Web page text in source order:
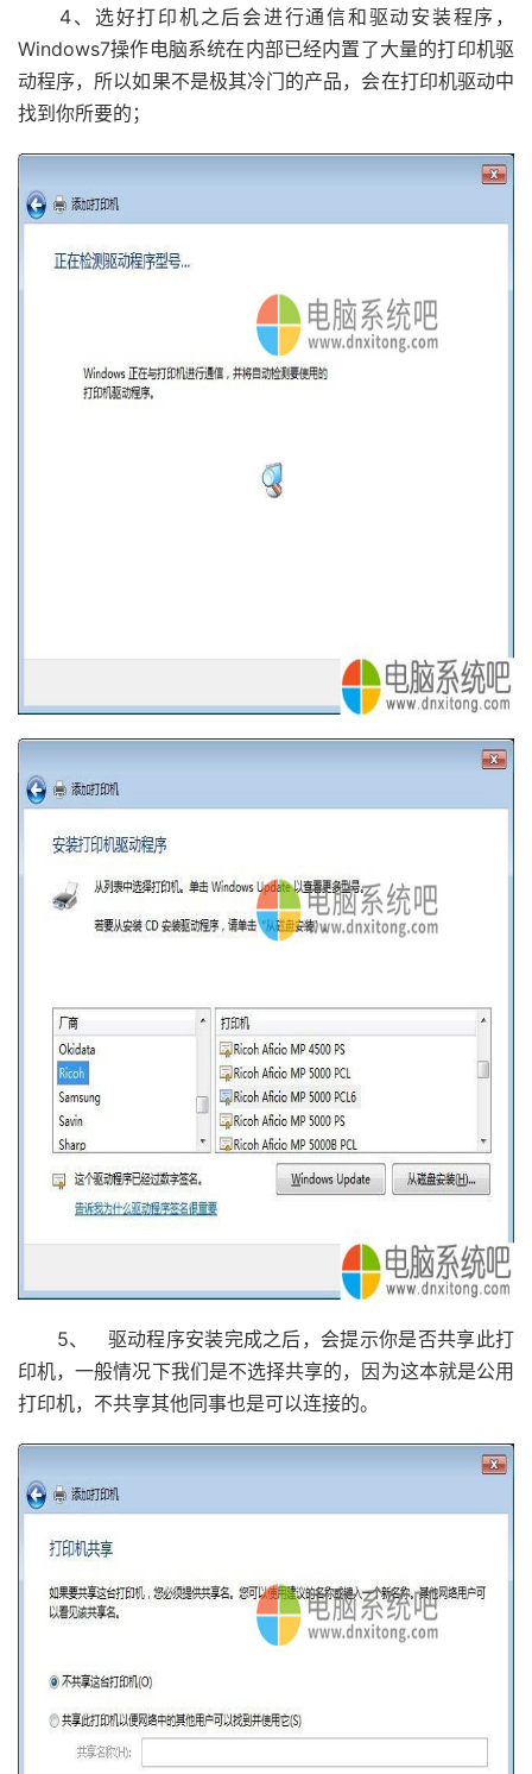
4、选好打印机之后会进行通信和驱动安装程序，
Windows7操作电脑系统在内部已经内置了大量的打印机驱
动程序，所以如果不是极其冷门的产品，会在打印机驱动中
找到你所要的；
5、 驱动程序安装完成之后，会提示你是否共享此打
印机，一般情况下我们是不选择共享的，因为这本就是公用
打印机，不共享其他同事也是可以连接的。